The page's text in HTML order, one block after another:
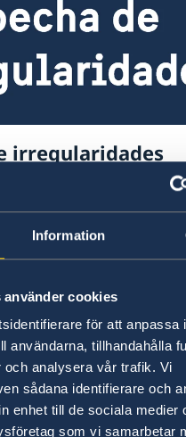
Information
använder cookies
för att anpassa
användarna, tillhandahålla
och analysera vår trafik. Vi
sådana identifierare och
enhet till de sociala medier
som vi samarbetar
irregularidades
o sospechas de delitos
relación con las
puede
Exteriores de
al servicio exterior
delitos u otras
(en inglés)